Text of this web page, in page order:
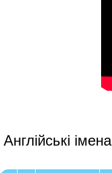
Англійські імена